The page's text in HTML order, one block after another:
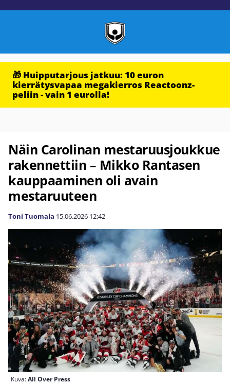
🎁 Huipputarjous jatkuu: 10 euron
kierrätysvapaa megakierros Reactoonz-
peliin - vain 1 eurolla!
Näin Carolinan mestaruusjoukkue
rakennettiin – Mikko Rantasen
kauppaaminen oli avain
mestaruuteen
Toni Tuomala 15.06.2026 12:42
Kuva:All Over Press